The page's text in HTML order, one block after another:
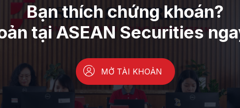
Bạn thích chứng khoán?
tại ASEAN Securities
MỞ TÀI KHOẢN